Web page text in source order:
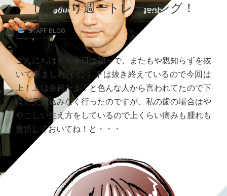
しっかり週一トレーニング！
STAFF BLOG
こんにちは＾＾今日は朝一で、またもや親知らずを抜
いて来ました（ ; ; ）下は抜き終えているので今回は
上！上は余裕だよ！と色んな人から言われてたので下
ほど意気込みなく行ったのですが、私の歯の場合はや
やこしい生え方をしているので上くらい痛みも腫れも
覚悟しておいてね！と・・・